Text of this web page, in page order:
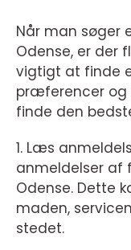
Når man søger
Odense, er der
vigtigt at finde
præferencer og
finde den
1. Læs
anmeldelser af
Odense. Dette
maden,
stedet.